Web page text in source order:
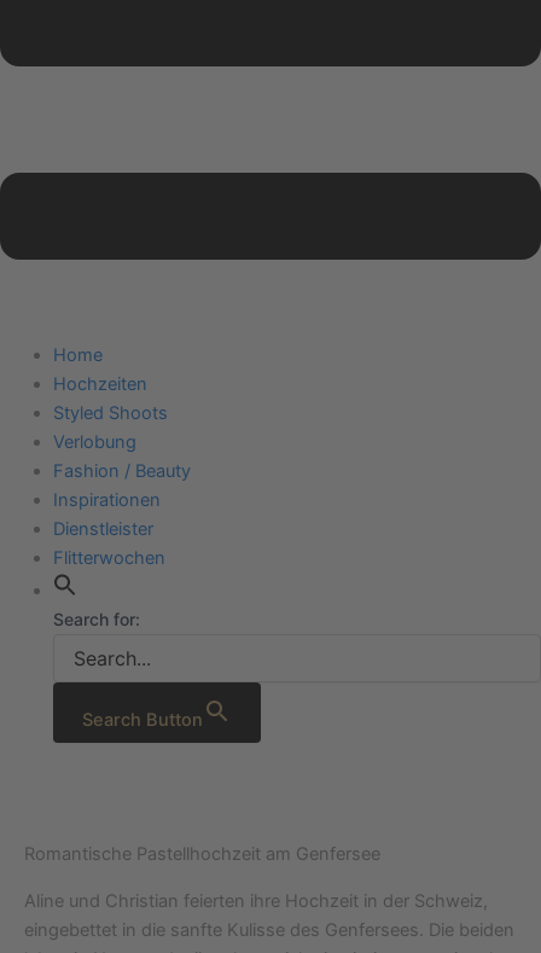
Home
Hochzeiten
Styled Shoots
Verlobung
Fashion / Beauty
Inspirationen
Dienstleister
Flitterwochen
Search for:
Search Button
Romantische Pastellhochzeit am Genfersee
Aline und Christian feierten ihre Hochzeit in der Schweiz,
eingebettet in die sanfte Kulisse des Genfersees. Die beiden